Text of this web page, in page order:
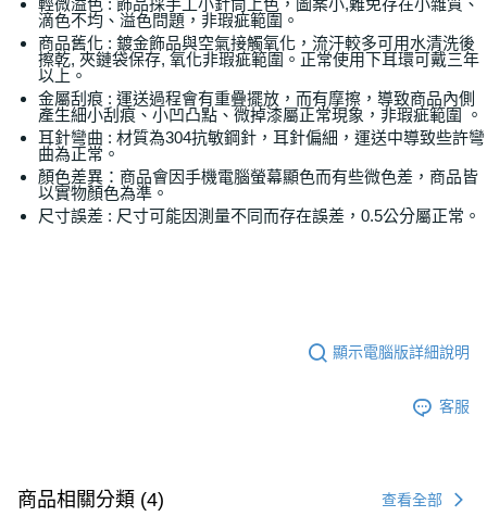
輕微溢色 : 飾品採手工小針筒上色，圖案小,難免存在小雜質、
滴色不均、溢色問題，非瑕疵範圍。
商品舊化 : 鍍金飾品與空氣接觸氧化，流汗較多可用水清洗後
擦乾, 夾鏈袋保存, 氧化非瑕疵範圍。正常使用下耳環可戴三年
以上。
金屬刮痕 : 運送過程會有重疊擺放，而有摩擦，導致商品內側
產生細小刮痕、小凹凸點、微掉漆屬正常現象，非瑕疵範圍 。
耳針彎曲 : 材質為304抗敏鋼針，耳針偏細，運送中導致些許彎
曲為正常。
顏色差異：商品會因手機電腦螢幕顯色而有些微色差，商品皆
以實物顏色為準。
尺寸誤差 : 尺寸可能因測量不同而存在誤差，0.5公分屬正常。
顯示電腦版詳細說明
客服
商品相關分類 (4) 查看全部